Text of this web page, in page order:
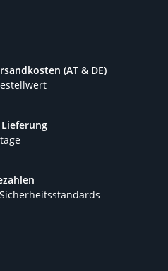
(AT & DE)